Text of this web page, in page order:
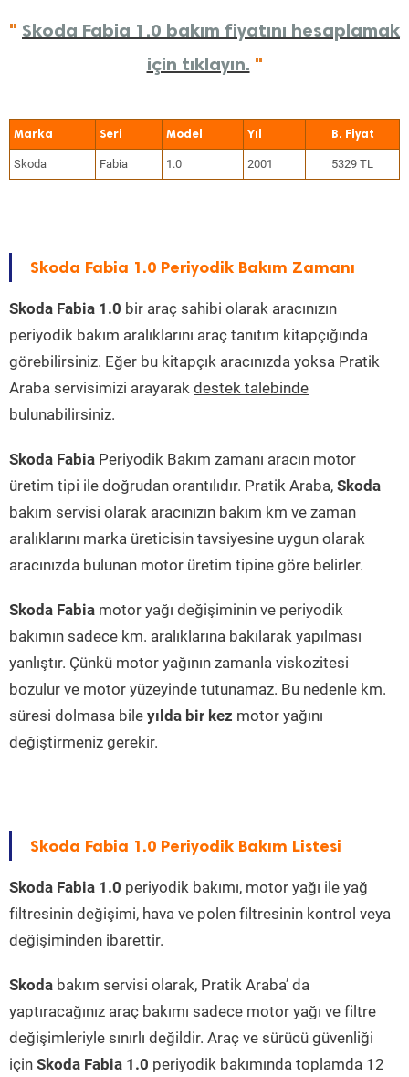
" Skoda Fabia 1.0 bakım fiyatını hesaplamak
için tıklayın. "
Marka Seri Model Yıl
Skoda Fabia 1.0 2001 5329 TL
Skoda Fabia 1.0 Periyodik Bakım Zamanı
Skoda Fabia 1.0 bir araç sahibi olarak aracınızın
periyodik bakım aralıklarını araç tanıtım kitapçığında
görebilirsiniz. Eğer bu kitapçık aracınızda yoksa Pratik
Araba servisimizi arayarak destek talebinde
bulunabilirsiniz.
Skoda Fabia Periyodik Bakım zamanı aracın motor
üretim tipi ile doğrudan orantılıdır. Pratik Araba, Skoda
bakım servisi olarak aracınızın bakım km ve zaman
aralıklarını marka üreticisin tavsiyesine uygun olarak
aracınızda bulunan motor üretim tipine göre belirler.
Skoda Fabia motor yağı değişiminin ve periyodik
bakımın sadece km. aralıklarına bakılarak yapılması
yanlıştır. Çünkü motor yağının zamanla viskozitesi
bozulur ve motor yüzeyinde tutunamaz. Bu nedenle km.
süresi dolmasa bile yılda bir kez motor yağını
değiştirmeniz gerekir.
Skoda Fabia 1.0 Periyodik Bakım Listesi
Skoda Fabia 1.0 periyodik bakımı, motor yağı ile yağ
filtresinin değişimi, hava ve polen filtresinin kontrol veya
değişiminden ibarettir.
Skoda bakım servisi olarak, Pratik Araba’ da
yaptıracağınız araç bakımı sadece motor yağı ve filtre
değişimleriyle sınırlı değildir. Araç ve sürücü güvenliği
için Skoda Fabia 1.0 periyodik bakımında toplamda 12